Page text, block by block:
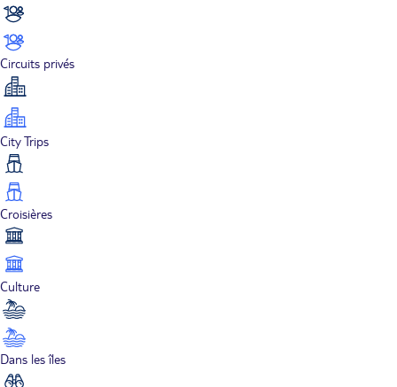
Circuits privés
City Trips
Croisières
Culture
Dans les îles